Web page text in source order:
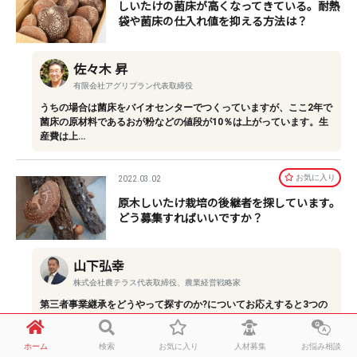
しいたけの菌床が高くなってきている。耐熱
袋や菌床の仕入れ値を抑える方法は？
佐々木 昇
有限会社アグリプラン代表取締役
うちの場合は菌床をバイオセンターでつくっていますが、ここ2年で
菌床の原材料であるおが粉などの値段が10％は上がっています。生
産費は上…
2022.03.02 お気に⼊り
原木しいたけ栽培の後継者を探しています。
どう募集すればいいですか？
山下弘幸
株式会社農テラス代表取締役、農業経営戦略家
第三者事業継承をどうやって探すのか?についてお応えすると3つの
方法があります。1つ目は、行政自治体（県農業会議所という部署）
へ打診す…
ホーム 検索 お気に入り 人材募集 お悩み相談